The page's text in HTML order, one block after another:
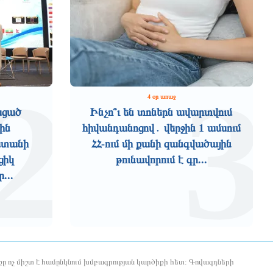
4 օր առաջ
Ինչո՞ւ են տոներն ավարտվում
հիվանդանոցով․ վերջին 1 ամսում
ՀՀ-ում մի քանի զանգվածային
թունավորում է գր...3
միշտ է համընկնում խմբագրության կարծիքի հետ: Գովազդների